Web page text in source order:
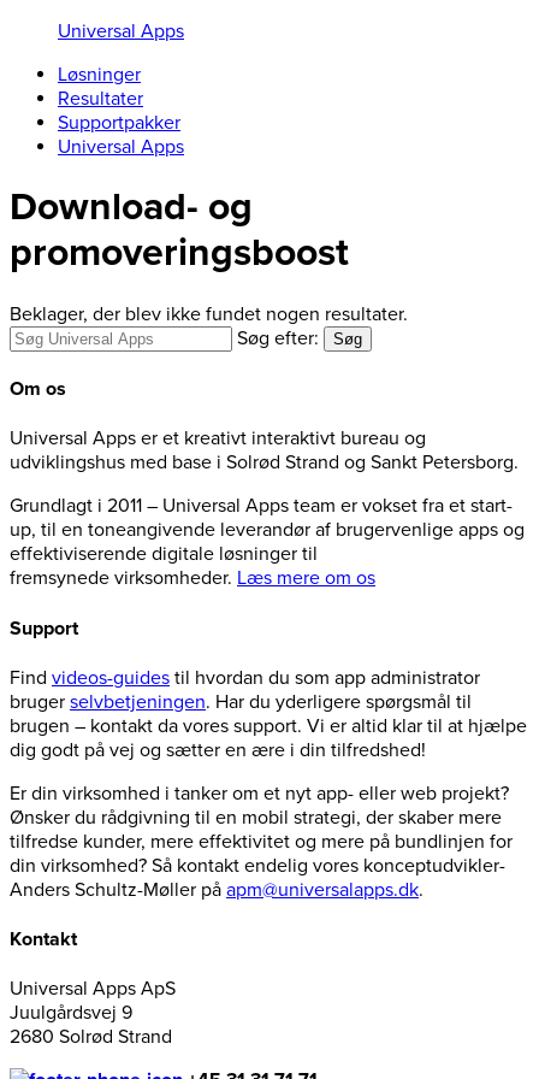
Universal Apps
Løsninger
Resultater
Supportpakker
Universal Apps
Download- og
promoveringsboost
Beklager, der blev ikke fundet nogen resultater.
Søg efter:
Søg
Om os
Universal Apps er et kreativt interaktivt bureau og
udviklingshus med base i Solrød Strand og Sankt Petersborg.
Grundlagt i 2011 – Universal Apps team er vokset fra et start-
up, til en toneangivende leverandør af brugervenlige apps og
effektiviserende digitale løsninger til
fremsynede virksomheder. Læs mere om os
Support
Find videos-guides til hvordan du som app administrator
bruger selvbetjeningen. Har du yderligere spørgsmål til
brugen – kontakt da vores support. Vi er altid klar til at hjælpe
dig godt på vej og sætter en ære i din tilfredshed!
Er din virksomhed i tanker om et nyt app- eller web projekt?
Ønsker du rådgivning til en mobil strategi, der skaber mere
tilfredse kunder, mere effektivitet og mere på bundlinjen for
din virksomhed? Så kontakt endelig vores konceptudvikler-
Anders Schultz-Møller på apm@universalapps.dk.
Kontakt
Universal Apps ApS
Juulgårdsvej 9
2680 Solrød Strand